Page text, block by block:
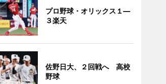
プロ野球・オリックス１―
３楽天
佐野日大、２回戦へ 高校
野球